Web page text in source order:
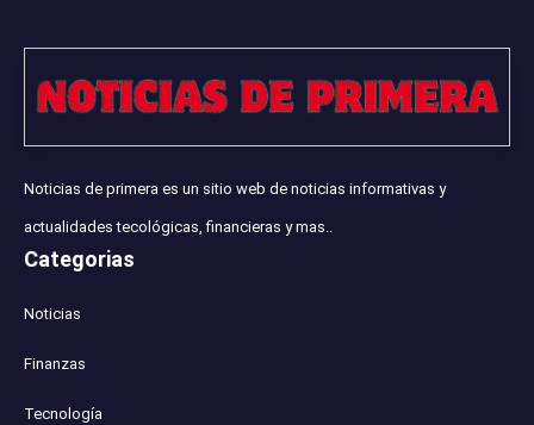
Noticias de primera es un sitio web de noticias informativas y
actualidades tecológicas, financieras y mas..
Categorias
Noticias
Finanzas
Tecnología